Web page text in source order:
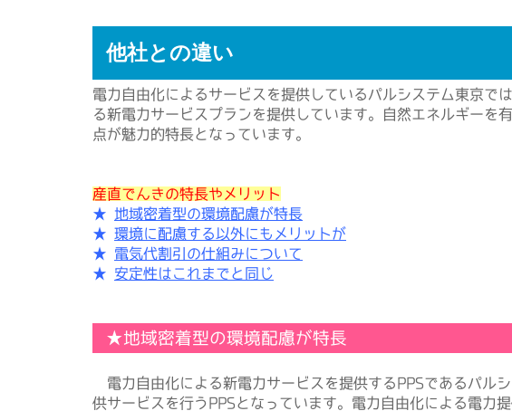
他社との違い
電力自由化によるサービスを提供しているパルシステム東京で
る新電力サービスプランを提供しています。自然エネルギーを
点が魅力的特長となっています。
産直でんきの特長やメリット
★ 地域密着型の環境配慮が特長
★ 環境に配慮する以外にもメリットが
★ 電気代割引の仕組みについて
★ 安定性はこれまでと同じ
★地域密着型の環境配慮が特長
電力自由化による新電力サービスを提供するPPSであるパル
供サービスを行うPPSとなっています。電力自由化による電力